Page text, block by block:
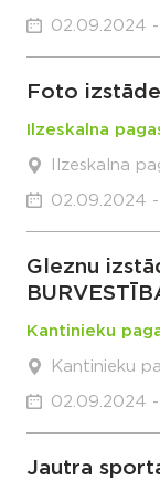
02.09.2024
Foto
Ilzeskalna
Ilzeskalna
02.09.2024
Gleznu
Kantinieku
Kantinieku
02.09.2024 -
Jautra